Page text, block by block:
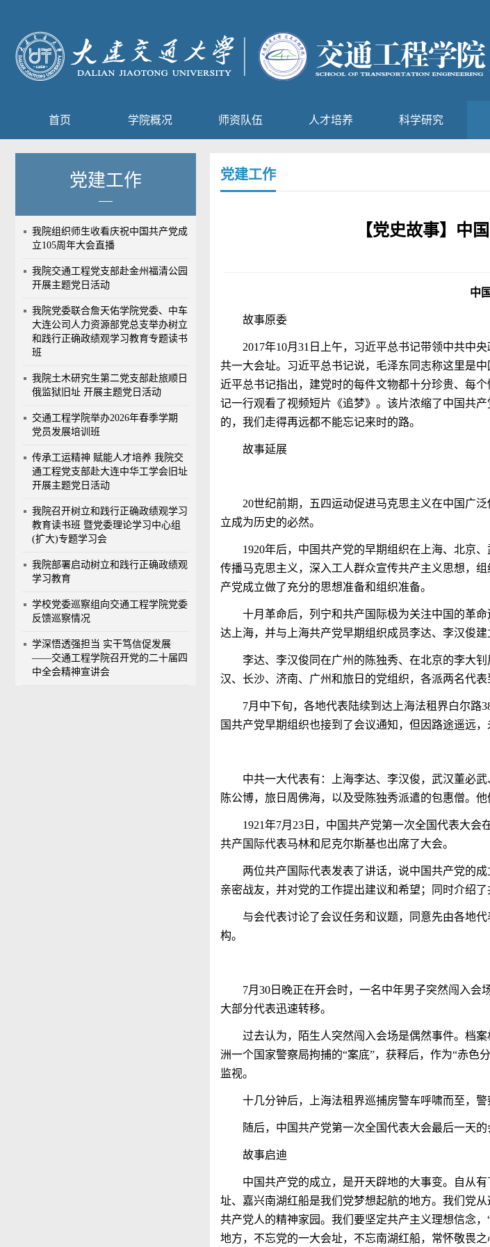
首页 学院概况 师资队伍 人才培养 科学研究
党建工作
我院组织师生收看庆祝中国共产党成
立105周年大会直播
我院交通工程党支部赴金州福清公园
开展主题党日活动
我院党委联合詹天佑学院党委、中车
大连公司人力资源部党总支举办树立
和践行正确政绩观学习教育专题读书
班
我院土木研究生第二党支部赴旅顺日
俄监狱旧址 开展主题党日活动
交通工程学院举办2026年春季学期
党员发展培训班
传承工运精神 赋能人才培养 我院交
通工程党支部赴大连中华工学会旧址
开展主题党日活动
我院召开树立和践行正确政绩观学习
教育读书班 暨党委理论学习中心组
(扩大)专题学习会
我院部署启动树立和践行正确政绩观
学习教育
学校党委巡察组向交通工程学院党委
反馈巡察情况
学深悟透强担当 实干笃信促发展
——交通工程学院召开党的二十届四
中全会精神宣讲会
党建工作
【党史故事】中
中
故事原委
2017年10月 31 日上午，习近平总书记带领中共中
共一大会址。习近平总书记说，毛泽东同志称这里是中
近平总书记指出，建党时的每件文物都十分珍贵、每
记一行观看了视频短片《追梦》。该片浓缩了中国共
的，我们走得再远都不能忘记来时的路。
故事延展
20世纪前期，五四运动促进马克思主义在中国广
立成为历史的必然。
1920年后，中国共产党的早期组织在上海、北京
传播马克思主义，深入工人群众宣传共产主义思想，
产党成立做了充分的思想准备和组织准备。
十月革命后，列宁和共产国际极为关注中国的革命
达上海，并与上海共产党早期组织成员李达、李汉俊
李达、李汉俊同在广州的陈独秀、在北京的李大
汉、长沙、济南、广州和旅日的党组织，各派两名代表
7月中下旬，各地代表陆续到达上海法租界白尔路
国共产党早期组织也接到了会议通知，但因路途遥远，
中共一大代表有：上海李达、李汉俊，武汉董必
陈公博，旅日周佛海，以及受陈独秀派遣的包惠僧。他
1921年7月 23 日，中国共产党第一次全国代表大会
共产国际代表马林和尼克尔斯基也出席了大会。
两位共产国际代表发表了讲话，说中国共产党的
亲密战友，并对党的工作提出建议和希望；同时介绍
与会代表讨论了会议任务和议题，同意先由各地
构。
7月 30 日晚正在开会时，一名中年男子突然闯入会
大部分代表迅速转移。
过去认为，陌生人突然闯入会场是偶然事件。档
洲一个国家警察局拘捕的“案底”，获释后，作为“赤色
监视。
十几分钟后，上海法租界巡捕房警车呼啸而至，
随后，中国共产党第一次全国代表大会最后一天
故事启迪
中国共产党的成立，是开天辟地的大事变。自从
址、嘉兴南湖红船是我们党梦想起航的地方。我们党
共产党人的精神家园。我们要坚定共产主义理想信念
地方，不忘党的一大会址，不忘南湖红船，常怀敬畏